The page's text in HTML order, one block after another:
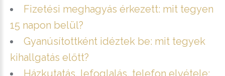
Fizetési meghagyás érkezett: mit tegyen
15 napon belül?
Gyanúsítottként idéztek be: mit tegyek
kihallgatás előtt?